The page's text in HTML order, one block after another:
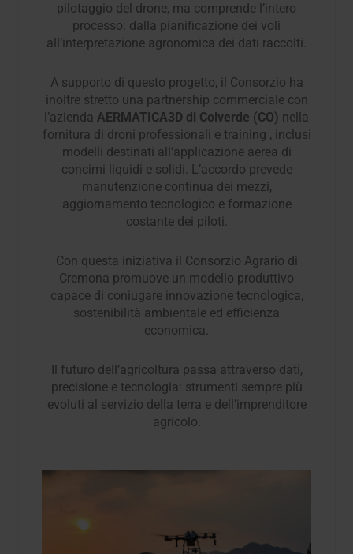
pilotaggio del drone, ma comprende l’intero
processo: dalla pianificazione dei voli
all’interpretazione agronomica dei dati raccolti.
A supporto di questo progetto, il Consorzio ha
inoltre stretto una partnership commerciale con
l’azienda AERMATICA3D di Colverde (CO) nella
fornitura di droni professionali e training , inclusi
modelli destinati all’applicazione aerea di
concimi liquidi e solidi. L’accordo prevede
manutenzione continua dei mezzi,
aggiornamento tecnologico e formazione
costante dei piloti.
Con questa iniziativa il Consorzio Agrario di
Cremona promuove un modello produttivo
capace di coniugare innovazione tecnologica,
sostenibilità ambientale ed efficienza
economica.
Il futuro dell’agricoltura passa attraverso dati,
precisione e tecnologia: strumenti sempre più
evoluti al servizio della terra e dell’imprenditore
agricolo.